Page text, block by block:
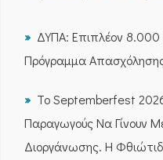
ΔΥΠΑ: Επιπλέον 8.000
Πρόγραμμα
Το Septemberfest 2026
Παραγωγούς Να Γίνουν
Διοργάνωσης. Η